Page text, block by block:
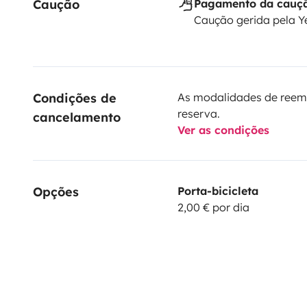
Caução
Pagamento da
Caução gerida pela
Condições de
cancelamento
As modalidades de
reserva.
Ver as condições
Opções
Porta-bicicleta
2,00 € por dia